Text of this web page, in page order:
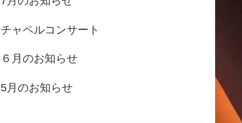
チャペルコンサート
６月のお知らせ
5月のお知らせ